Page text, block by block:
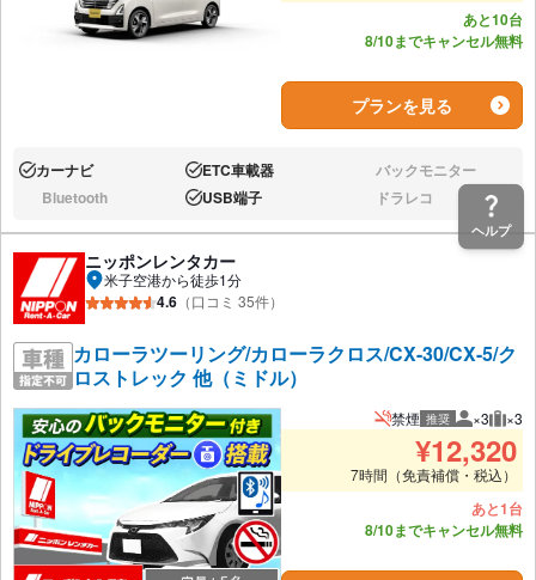
あと10台
8/10までキャンセル無料
プランを見る
あり:カーナビ あり:ETC車載器 なし:バックモニター
なし:Bluetooth あり:USB端子 なし:ドラレコ
ニッポンレンタカー
米子空港から徒歩1分
4.6 （口コミ 35件）
カローラツーリング/カローラクロス/CX-30/CX-5/ク
ロストレック 他（ミドル）
禁煙 推奨 推奨人数
×3 推
×3
¥12,320
7時間（免責補償・税込）
あと1台
8/10までキャンセル無料
ヘルプ